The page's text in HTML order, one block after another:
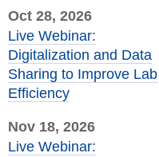
Oct 28, 2026
Live Webinar:
Digitalization and Data
Sharing to Improve Lab
Efficiency
Nov 18, 2026
Live Webinar: